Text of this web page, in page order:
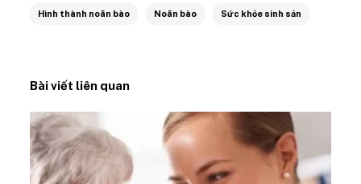
Hình thành noãn bào Noãn bào Sức khỏe sinh sản
Bài viết liên quan